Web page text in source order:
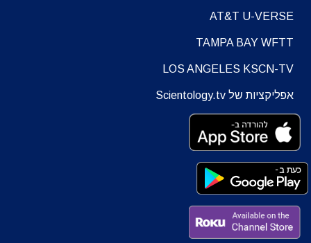
AT&T U-VERSE
TAMPA BAY WFTT
LOS ANGELES KSCN-TV
אפליקציות של Scientology.tv